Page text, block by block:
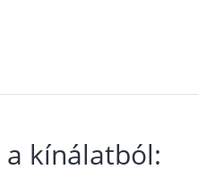
a kínálatból: